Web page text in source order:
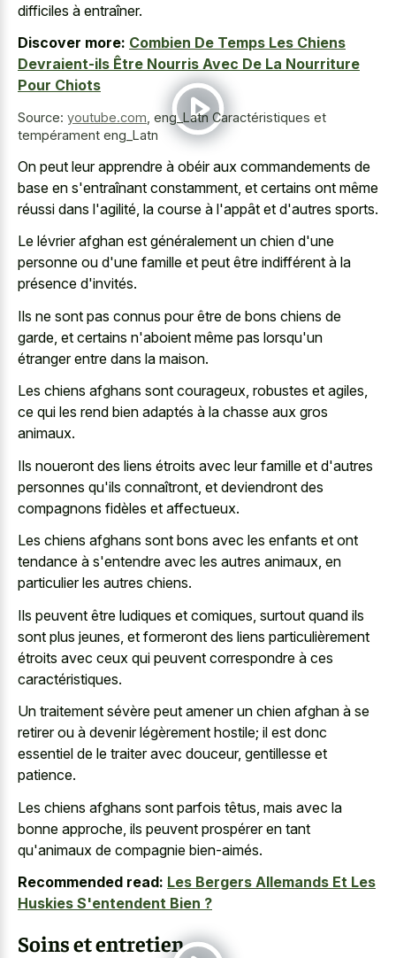
difficiles à entraîner.
Discover more: Combien De Temps Les Chiens
Devraient-ils Être Nourris Avec De La Nourriture
Pour Chiots
Source: youtube.com eng_Latn Caractéristiques et
tempérament eng_Latn
On peut leur apprendre à obéir aux commandements de
base en s'entraînant constamment, et certains ont même
réussi dans l'agilité, la course à l'appât et d'autres sports.
Le lévrier afghan est généralement un chien d'une
personne ou d'une famille et peut être indifférent à la
présence d'invités.
Ils ne sont pas connus pour être de bons chiens de
garde, et certains n'aboient même pas lorsqu'un
étranger entre dans la maison.
Les chiens afghans sont courageux, robustes et agiles,
ce qui les rend bien adaptés à la chasse aux gros
animaux.
Ils noueront des liens étroits avec leur famille et d'autres
personnes qu'ils connaîtront, et deviendront des
compagnons fidèles et affectueux.
Les chiens afghans sont bons avec les enfants et ont
tendance à s'entendre avec les autres animaux, en
particulier les autres chiens.
Ils peuvent être ludiques et comiques, surtout quand ils
sont plus jeunes, et formeront des liens particulièrement
étroits avec ceux qui peuvent correspondre à ces
caractéristiques.
Un traitement sévère peut amener un chien afghan à se
retirer ou à devenir légèrement hostile; il est donc
essentiel de le traiter avec douceur, gentillesse et
patience.
Les chiens afghans sont parfois têtus, mais avec la
bonne approche, ils peuvent prospérer en tant
qu'animaux de compagnie bien-aimés.
Recommended read: Les Bergers Allemands Et Les
Huskies S'entendent Bien ?
Soins et entretien